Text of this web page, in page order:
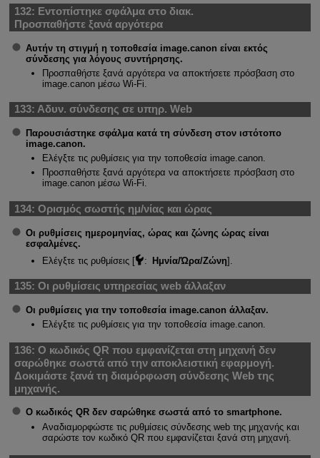
132: Εντοπίστηκε σφάλμα στο διακ.
Προσπαθήστε ξανά αργότερα
Αυτήν τη στιγμή η τοποθεσία image.canon είναι εκτός
σύνδεσης για λόγους συντήρησης.
Προσπαθήστε ξανά αργότερα να αποκτήσετε πρόσβαση στο
image.canon μέσω Wi-Fi.
133: Αδυν. σύνδεσης σε υπηρ. Web
Παρουσιάστηκε σφάλμα κατά τη σύνδεση στον ιστότοπο
image.canon.
Ελέγξτε τις ρυθμίσεις για την τοποθεσία image.canon.
Προσπαθήστε ξανά αργότερα να αποκτήσετε πρόσβαση στο
image.canon μέσω Wi-Fi.
134:Ορισμός σωστής ημ/νίας και ώρας
Οι ρυθμίσεις ημερομηνίας, ώρας και ζώνης ώρας είναι
εσφαλμένες.
Ελέγξτε τις ρυθμίσεις [
: Ημνία/Ώρα/Ζώνη].
135:Οι ρυθμίσεις υπηρεσίας web άλλαξαν
Οι ρυθμίσεις για την τοποθεσία image.canon άλλαξαν.
Ελέγξτε τις ρυθμίσεις για την τοποθεσία image.canon.
136:Ο κωδικός QR που εμφανίζεται στη μηχανή δεν
σαρώθηκε σωστά από την αποκλειστική εφαρμογή.
Δοκιμάστε ξανά τη διαμόρφωση σύνδεσης Web της
μηχανής.
Ο κωδικός QR δεν σαρώθηκε σωστά από το smartphone.
Αναδιαμορφώστε τις ρυθμίσεις σύνδεσης web της μηχανής και
σαρώστε τον κωδικό QR που εμφανίζεται ξανά στη μηχανή.